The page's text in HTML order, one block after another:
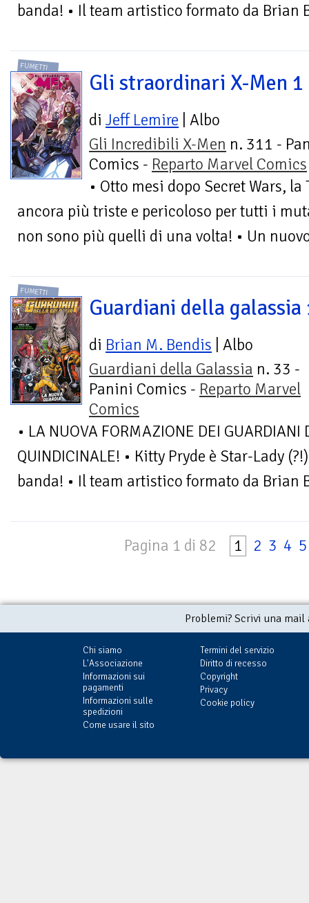
banda! • Il team artistico formato da Brian
FUMETTI
Gli straordinari X-Men 1
di Jeff Lemire | Albo
Gli Incredibili X-Men n. 311 -
Comics - Reparto Marvel Comics
• Otto mesi dopo Secret Wars,
ancora più triste e pericoloso per tutti i
non sono più quelli di una volta! • Un
FUMETTI
Guardiani della galassia
di Brian M. Bendis | Albo
Guardiani della Galassia n. 33 -
Panini Comics - Reparto Marvel
Comics
• LA NUOVA FORMAZIONE DEI GUARDIANI
QUINDICINALE! • Kitty Pryde è Star-Lady
banda! • Il team artistico formato da Brian
Pagina 1 di 82 1 2 3 4 5
Problemi? Scrivi una
Chi siamo
L'Associazione
Informazioni sui
pagamenti
Informazioni sulle
spedizioni
Come usare il sito
Termini del servizio
Diritto di recesso
Copyright
Privacy
Cookie policy